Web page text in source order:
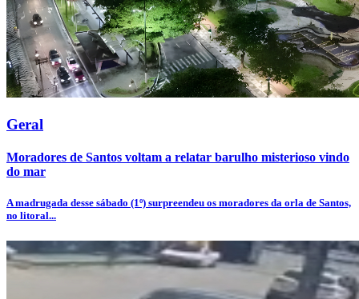
Geral
Moradores de Santos voltam a relatar barulho misterioso vindo
do mar
A madrugada desse sábado (1º) surpreendeu os moradores da orla de Santos,
no litoral...